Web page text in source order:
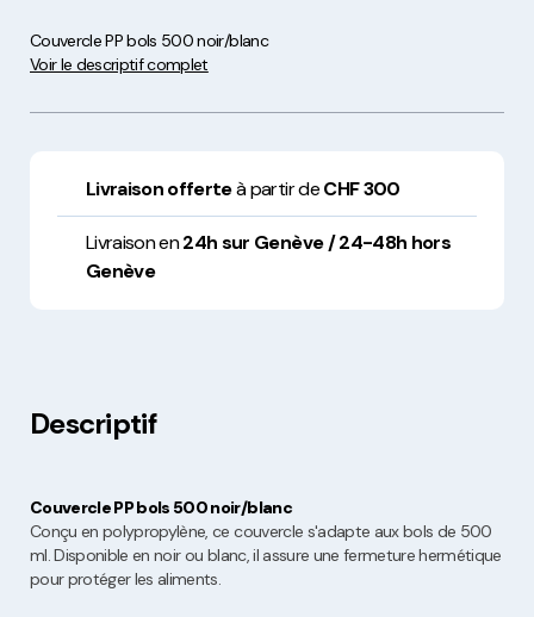
Couvercle PP bols 500 noir/blanc
Voir le descriptif complet
Livraison offerteà partir deCHF 300
Livraison en24h sur Genève / 24-48h hors
Genève
Descriptif
Couvercle PP bols 500 noir/blanc
Conçu en polypropylène, ce couvercle s'adapte aux bols de 500
ml. Disponible en noir ou blanc, il assure une fermeture hermétique
pour protéger les aliments.